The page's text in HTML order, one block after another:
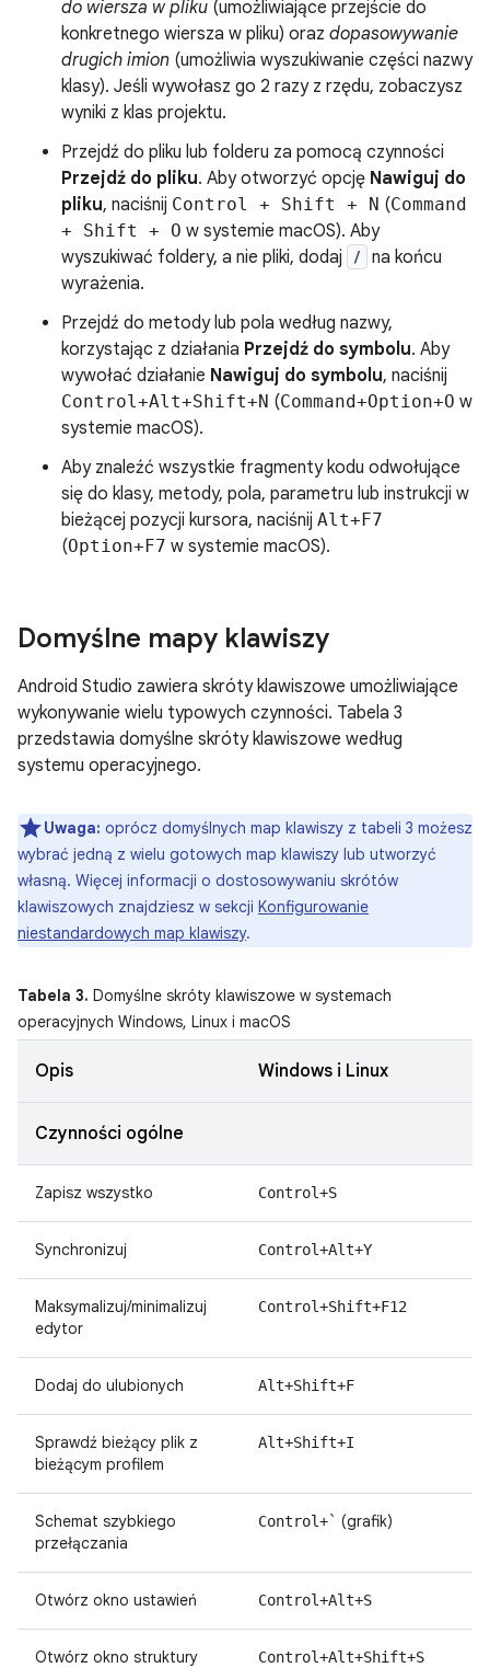
do wiersza w pliku (umożliwiające przejście do
konkretnego wiersza w pliku) oraz dopasowywanie
drugich imion (umożliwia wyszukiwanie części nazwy
klasy). Jeśli wywołasz go 2 razy z rzędu, zobaczysz
wyniki z klas projektu.
Przejdź do pliku lub folderu za pomocą czynności
Przejdź do pliku. Aby otworzyć opcję Nawiguj do
pliku, naciśnij Control + Shift + N (Command
+ Shift + O w systemie macOS). Aby
wyszukiwać foldery, a nie pliki, dodaj
/ na końcu
wyrażenia.
Przejdź do metody lub pola według nazwy,
korzystając z działania Przejdź do symbolu. Aby
wywołać działanie Nawiguj do symbolu, naciśnij
Control+Alt+Shift+N (Command+Option+O w
systemie macOS).
Aby znaleźć wszystkie fragmenty kodu odwołujące
się do klasy, metody, pola, parametru lub instrukcji w
bieżącej pozycji kursora, naciśnij Alt+F7
(Option+F7 w systemie macOS).
Domyślne mapy klawiszy
Android Studio zawiera skróty klawiszowe umożliwiające
wykonywanie wielu typowych czynności. Tabela 3
przedstawia domyślne skróty klawiszowe według
systemu operacyjnego.
Uwaga: oprócz domyślnych map klawiszy z tabeli 3 możesz
wybrać jedną z wielu gotowych map klawiszy lub utworzyć
własną. Więcej informacji o dostosowywaniu skrótów
klawiszowych znajdziesz w sekcji Konfigurowanie
niestandardowych map klawiszy.
Tabela 3. Domyślne skróty klawiszowe w systemach
operacyjnych Windows, Linux i macOS
Opis Windows i Linux
Czynności ogólne
Zapisz wszystko Control+S
Synchronizuj Control+Alt+Y
Maksymalizuj/minimalizuj
edytor
Control+Shift+F12
Dodaj do ulubionych Alt+Shift+F
Sprawdź bieżący plik z
bieżącym profilem
Alt+Shift+I
Schemat szybkiego
przełączania
Control+` (grafik)
Otwórz okno ustawień Control+Alt+S
Otwórz okno struktury
Control+Alt+Shift+S